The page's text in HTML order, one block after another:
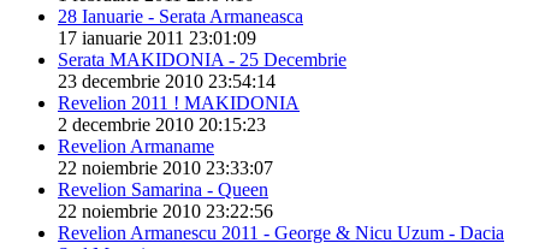
28 Ianuarie - Serata Armaneasca
17 ianuarie 2011 23:01:09
Serata MAKIDONIA - 25 Decembrie
23 decembrie 2010 23:54:14
Revelion 2011 ! MAKIDONIA
2 decembrie 2010 20:15:23
Revelion Armaname
22 noiembrie 2010 23:33:07
Revelion Samarina - Queen
22 noiembrie 2010 23:22:56
Revelion Armanescu 2011 - George & Nicu Uzum - Dacia